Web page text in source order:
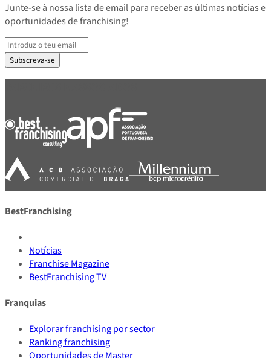
Junte-se à nossa lista de email para receber as últimas notícias e
oportunidades de franchising!
Subscreva-se
BestFranchising
Notícias
Franchise Magazine
BestFranchising TV
Franquias
Explorar franchising por sector
Ranking franchising